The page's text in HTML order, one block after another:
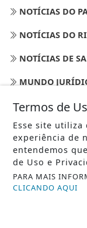
NOTÍCIAS DO
NOTÍCIAS DO
NOTÍCIAS DE
MUNDO
AGRONEGÓCIOS
GASTRONOMIA
CURITIBA
NEGÓCIOS
REPÓRTER
Termos de
Esse site utiliza
experiência de
entendemos
de Uso e
PARA MAIS
CLICANDO AQUI